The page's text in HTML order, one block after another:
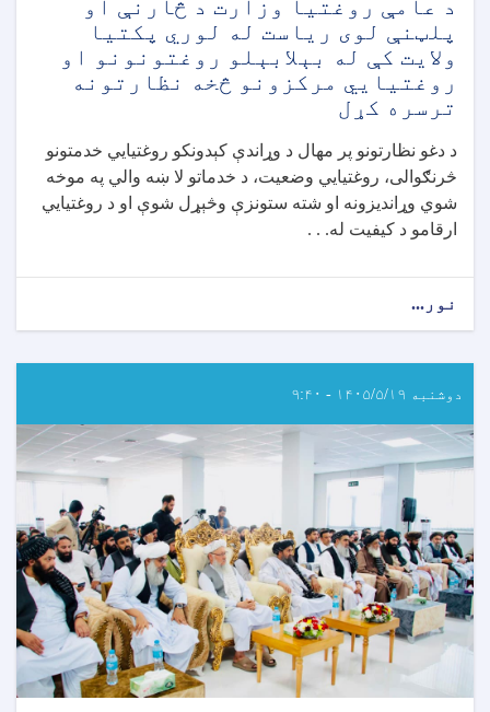
د عامې روغتیا وزارت د څارنې او
پلټنې لوی ریاست له لوري پکتیا
ولایت کې له بېلابېلو روغتونونو او
روغتيايي مرکزونو څخه نظارتونه
ترسره کړل
د دغو نظارتونو پر مهال د وړاندې کېدونکو روغتیايي خدمتونو
څرنګوالی، روغتیايي وضعیت، د خدماتو لا ښه والي په موخه
شوي وړاندیزونه او شته ستونزې وڅېړل شوې او د روغتیايي
ارقامو د کیفیت له. . .
نور...
روغتیا
وزارت
څارنې
پلټنې
لوی
ریاست
له
لوري
پکتیا
ولایت
کې
له
بېلابېلو
روغتونونو
دوشنبه ۱۴۰۵/۵/۱۹ - ۹:۴۰